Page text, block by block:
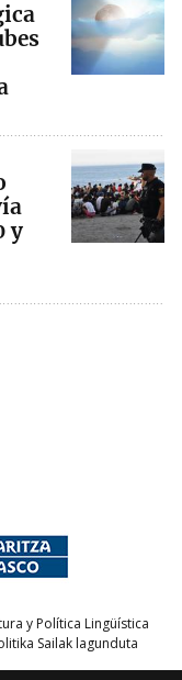
y
y Política Lingüística
Sailak lagunduta